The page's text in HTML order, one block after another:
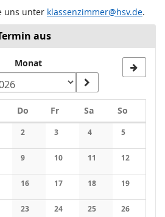
uns unter klassenzimmer@hsv.de.
aus
Monat
Do Donnerstag
FrFreitagSaSamstag
So
Veranstaltungen
2
Keine Veranstaltungen
3
Keine Veranstaltungen
4
Keine
5
Keine
Veranstaltungen
9
Keine Veranstaltungen
10
Keine Veranstaltungen
11
Keine
12
Keine
Veranstaltungen
16
Keine Veranstaltungen
17
Keine Veranstaltungen
18
Keine
19
Keine
23 24 25 26